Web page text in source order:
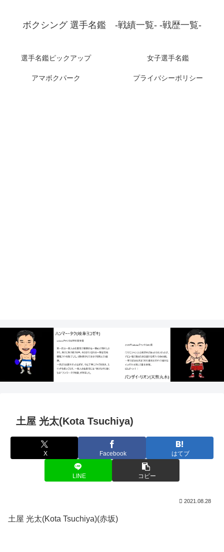
ボクシング 選手名鑑 -戦績一覧- -戦歴一覧-
選手名鑑ピックアップ 女子選手名鑑
アマボクパーク プライバシーポリシー
土屋 光太(Kota Tsuchiya)
X Facebook はてブ
LINE コピー
2021.08.28
土屋 光太(Kota Tsuchiya)(赤坂)